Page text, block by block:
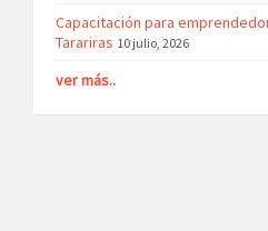
Capacitación para
Tarariras 10 julio, 2026
ver más..